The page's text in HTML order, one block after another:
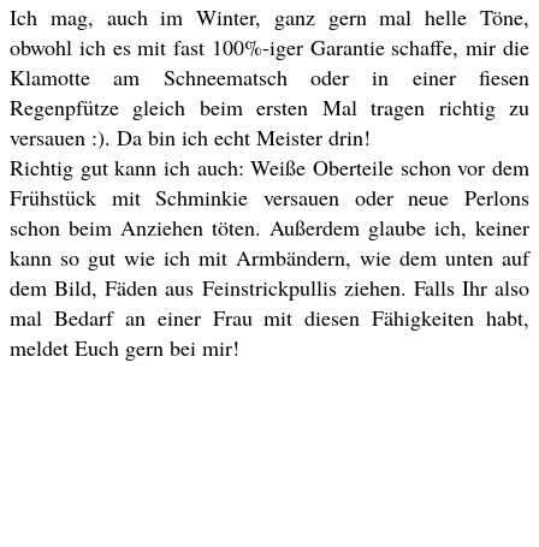
Ich mag, auch im Winter, ganz gern mal helle Töne,
obwohl ich es mit fast 100%-iger Garantie schaffe, mir die
Klamotte am Schneematsch oder in einer fiesen
Regenpfütze gleich beim ersten Mal tragen richtig zu
versauen :). Da bin ich echt Meister drin!
Richtig gut kann ich auch: Weiße Oberteile schon vor dem
Frühstück mit Schminkie versauen oder neue Perlons
schon beim Anziehen töten. Außerdem glaube ich, keiner
kann so gut wie ich mit Armbändern, wie dem unten auf
dem Bild, Fäden aus Feinstrickpullis ziehen. Falls Ihr also
mal Bedarf an einer Frau mit diesen Fähigkeiten habt,
meldet Euch gern bei mir!